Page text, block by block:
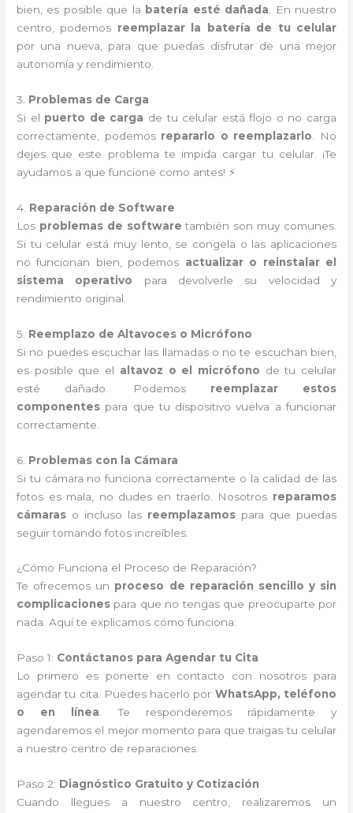
bien, es posible que la batería esté dañada . En nuestro
centro, podemos reemplazar la batería de tu celular
por una nueva, para que puedas disfrutar de una mejor
autonomía y rendimiento.
3. Problemas de Carga
Si el puerto de carga de tu celular está flojo o no carga
correctamente, podemos repararlo o reemplazarlo . No
dejes que este problema te impida cargar tu celular. ¡Te
ayudamos a que funcione como antes! ⚡
4. Reparación de Software
Los problemas de software también son muy comunes.
Si tu celular está muy lento, se congela o las aplicaciones
no funcionan bien, podemos actualizar o reinstalar el
sistema operativo para devolverle su velocidad y
rendimiento original.
5. Reemplazo de Altavoces o Micrófono
Si no puedes escuchar las llamadas o no te escuchan bien,
es posible que el altavoz o el micrófono de tu celular
esté dañado. Podemos reemplazar estos
componentes para que tu dispositivo vuelva a funcionar
correctamente.
6. Problemas con la Cámara
Si tu cámara no funciona correctamente o la calidad de las
fotos es mala, no dudes en traerlo. Nosotros reparamos
cámaras o incluso las reemplazamos para que puedas
seguir tomando fotos increíbles.
¿Cómo Funciona el Proceso de Reparación?
Te ofrecemos un proceso de reparación sencillo y sin
complicaciones para que no tengas que preocuparte por
nada. Aquí te explicamos cómo funciona:
Paso 1: Contáctanos para Agendar tu Cita
Lo primero es ponerte en contacto con nosotros para
agendar tu cita. Puedes hacerlo por WhatsApp, teléfono
o en línea. Te responderemos rápidamente y
agendaremos el mejor momento para que traigas tu celular
a nuestro centro de reparaciones.
Paso 2: Diagnóstico Gratuito y Cotización
Cuando llegues a nuestro centro, realizaremos un